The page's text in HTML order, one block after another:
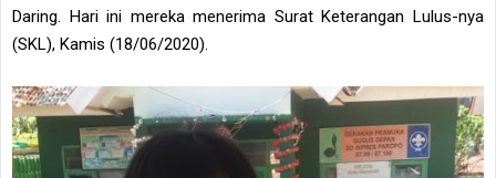
Daring. Hari ini mereka menerima Surat Keterangan Lulus-nya
(SKL), Kamis (18/06/2020).